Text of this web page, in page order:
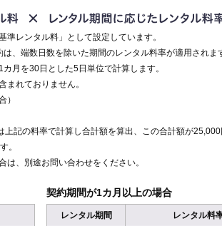
レンタル料」として設定しています。
、端数日数を除いた期間のレンタル料率が適用されま
月を30日とした5日単位で計算します。
れておりません。
）
記の料率で計算し合計額を算出、この合計額が
。
、別途お問い合わせをください。
契約期間が1カ月以上の場合
レンタル期間 レンタル料